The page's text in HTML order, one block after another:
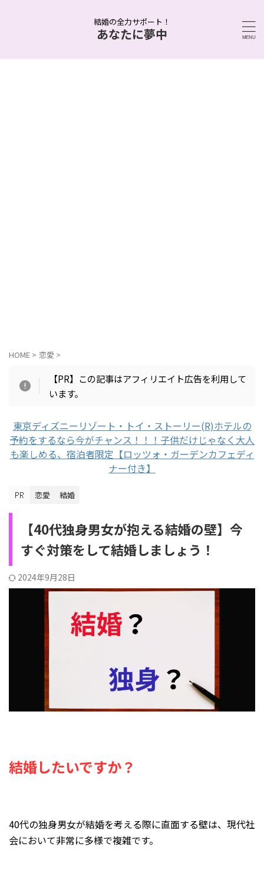
結婚の全力サポート！
あなたに夢中
HOME > 恋愛 >
【PR】この記事はアフィリエイト広告を利用して
います。
東京ディズニーリゾート・トイ・ストーリー(R)ホテルの
予約をするなら今がチャンス！！！子供だけじゃなく大人
も楽しめる、宿泊者限定【ロッツォ・ガーデンカフェディ
ナー付き】
恋愛 結婚
【40代独身男女が抱える結婚の壁】今
すぐ対策をして結婚しましょう！
2024年9月28日
結婚したいですか？
40代の独身男女が結婚を考える際に直面する壁は、現代社
会において非常に多様で複雑です。